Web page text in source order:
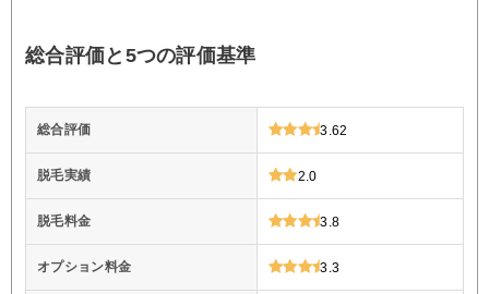
総合評価と5つの評価基準
総合評価 3.62
脱毛実績 2.0
脱毛料金 3.8
オプション料金 3.3